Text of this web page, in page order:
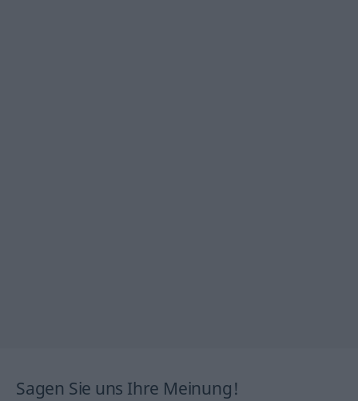
Sagen Sie uns Ihre Meinung!